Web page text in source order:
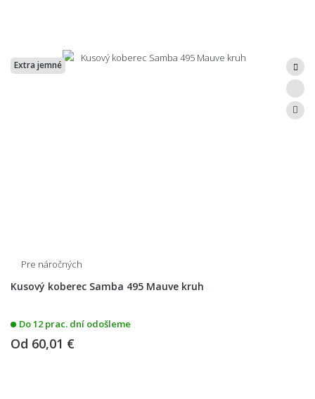
Extra jemné
Pre náročných
Kusový koberec Samba 495 Mauve kruh
Do 12 prac. dní odošleme
Od 60,01 €